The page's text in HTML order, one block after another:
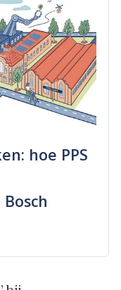
hoe PPS